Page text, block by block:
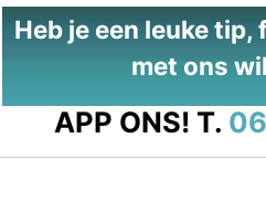
Heb je een leuke
met ons
APP ONS! T.